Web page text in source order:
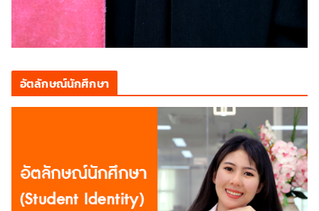
อัตลักษณ์นักศึกษา